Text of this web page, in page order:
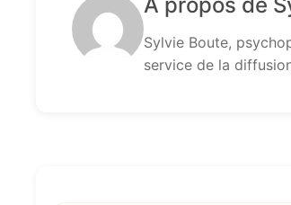
Sylvie Boute,
service de la